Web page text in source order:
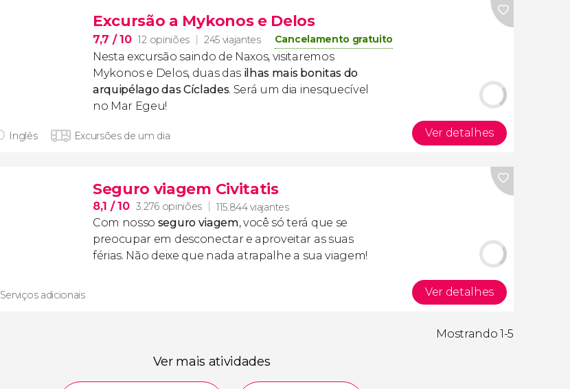
Excursão a Mykonos e Delos
7,7 / 10 12 opiniões 245 viajantes Cancelamento gratuito
Nesta excursão saindo de Naxos, visitaremos
Mykonos e Delos, duas das ilhas mais bonitas do
arquipélago das Cíclades. Será um dia inesquecível
no Mar Egeu!
Inglês Excursões de um dia Ver detalhes
Seguro viagem Civitatis
8,1 / 10 3.276 opiniões 115.844 viajantes
Com nosso seguro viagem, você só terá que se
preocupar em desconectar e aproveitar as suas
férias. Não deixe que nada atrapalhe a sua viagem!
Serviços adicionais Ver detalhes
Mostrando 1-5
Ver mais atividades